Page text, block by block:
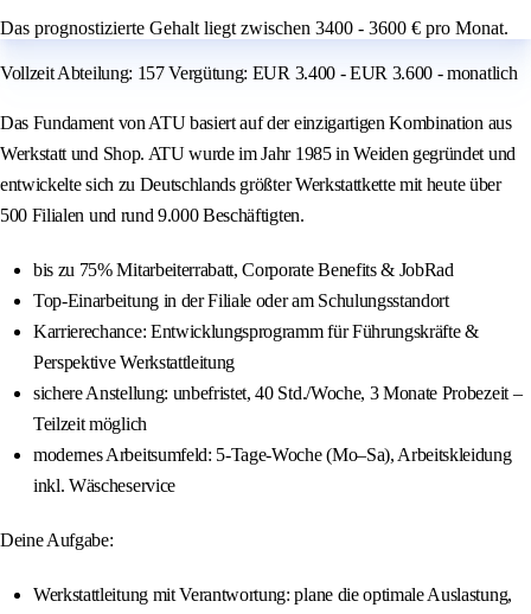
Das prognostizierte Gehalt liegt zwischen 3400 - 3600 € pro Monat.
Vollzeit Abteilung: 157 Vergütung: EUR 3.400 - EUR 3.600 - monatlich
Das Fundament von ATU basiert auf der einzigartigen Kombination aus
Werkstatt und Shop. ATU wurde im Jahr 1985 in Weiden gegründet und
entwickelte sich zu Deutschlands größter Werkstattkette mit heute über
500 Filialen und rund 9.000 Beschäftigten.
bis zu 75% Mitarbeiterrabatt, Corporate Benefits & JobRad
Top-Einarbeitung in der Filiale oder am Schulungsstandort
Karrierechance: Entwicklungsprogramm für Führungskräfte &
Perspektive Werkstattleitung
sichere Anstellung: unbefristet, 40 Std./Woche, 3 Monate Probezeit –
Teilzeit möglich
modernes Arbeitsumfeld: 5-Tage-Woche (Mo–Sa), Arbeitskleidung
inkl. Wäscheservice
Deine Aufgabe:
Werkstattleitung mit Verantwortung: plane die optimale Auslastung,